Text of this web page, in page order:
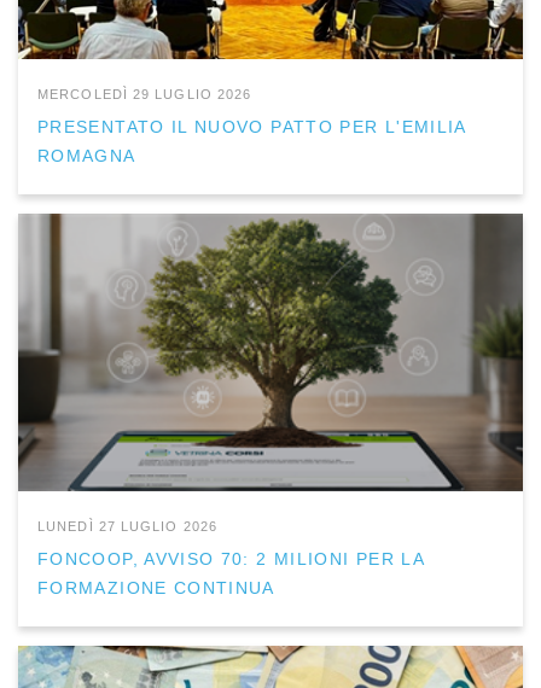
MERCOLEDÌ 29 LUGLIO 2026
PRESENTATO IL NUOVO PATTO PER L'EMILIA
ROMAGNA
LUNEDÌ 27 LUGLIO 2026
FONCOOP, AVVISO 70: 2 MILIONI PER LA
FORMAZIONE CONTINUA